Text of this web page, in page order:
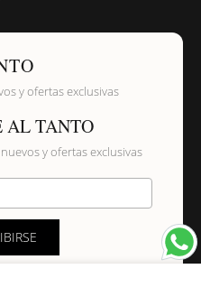
y ofertas exclusivas
AL TANTO
y ofertas exclusivas